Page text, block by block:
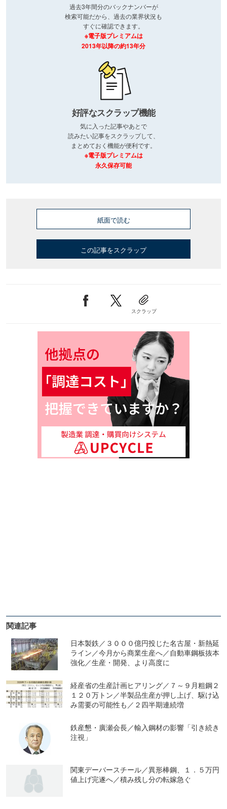
過去3年間分のバックナンバーが
検索可能だから、過去の業界状況も
すぐに確認できます。
※電子版プレミアムは
2013年以降の約13年分
好評なスクラップ機能
気に入った記事やあとで
読みたい記事をスクラップして、
まとめておく機能が便利です。
※電子版プレミアムは
永久保存可能
紙面で読む
この記事をスクラップ
スクラップ
関連記事
日本製鉄／３０００億円投じた名古屋・新熱延
ライン／今月から商業生産へ／自動車鋼板抜本
強化／生産・開発、より高度に
経産省の生産計画ヒアリング／７～９月粗鋼２
１２０万トン／半製品生産が押し上げ、駆け込
み需要の可能性も／２四半期連続増
鉄産懇・廣瀬会長／輸入鋼材の影響「引き続き
注視」
関東デーバースチール／異形棒鋼、１．５万円
値上げ完遂へ／積み残し分の転嫁急ぐ